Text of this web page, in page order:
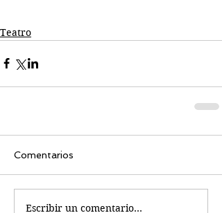
Teatro
Comentarios
Escribir un comentario...